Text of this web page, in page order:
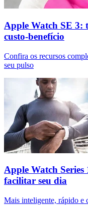
Apple Watch SE 3:
custo-benefício
Confira os recursos
seu pulso
Apple Watch Series
facilitar seu dia
Mais inteligente, rápido e